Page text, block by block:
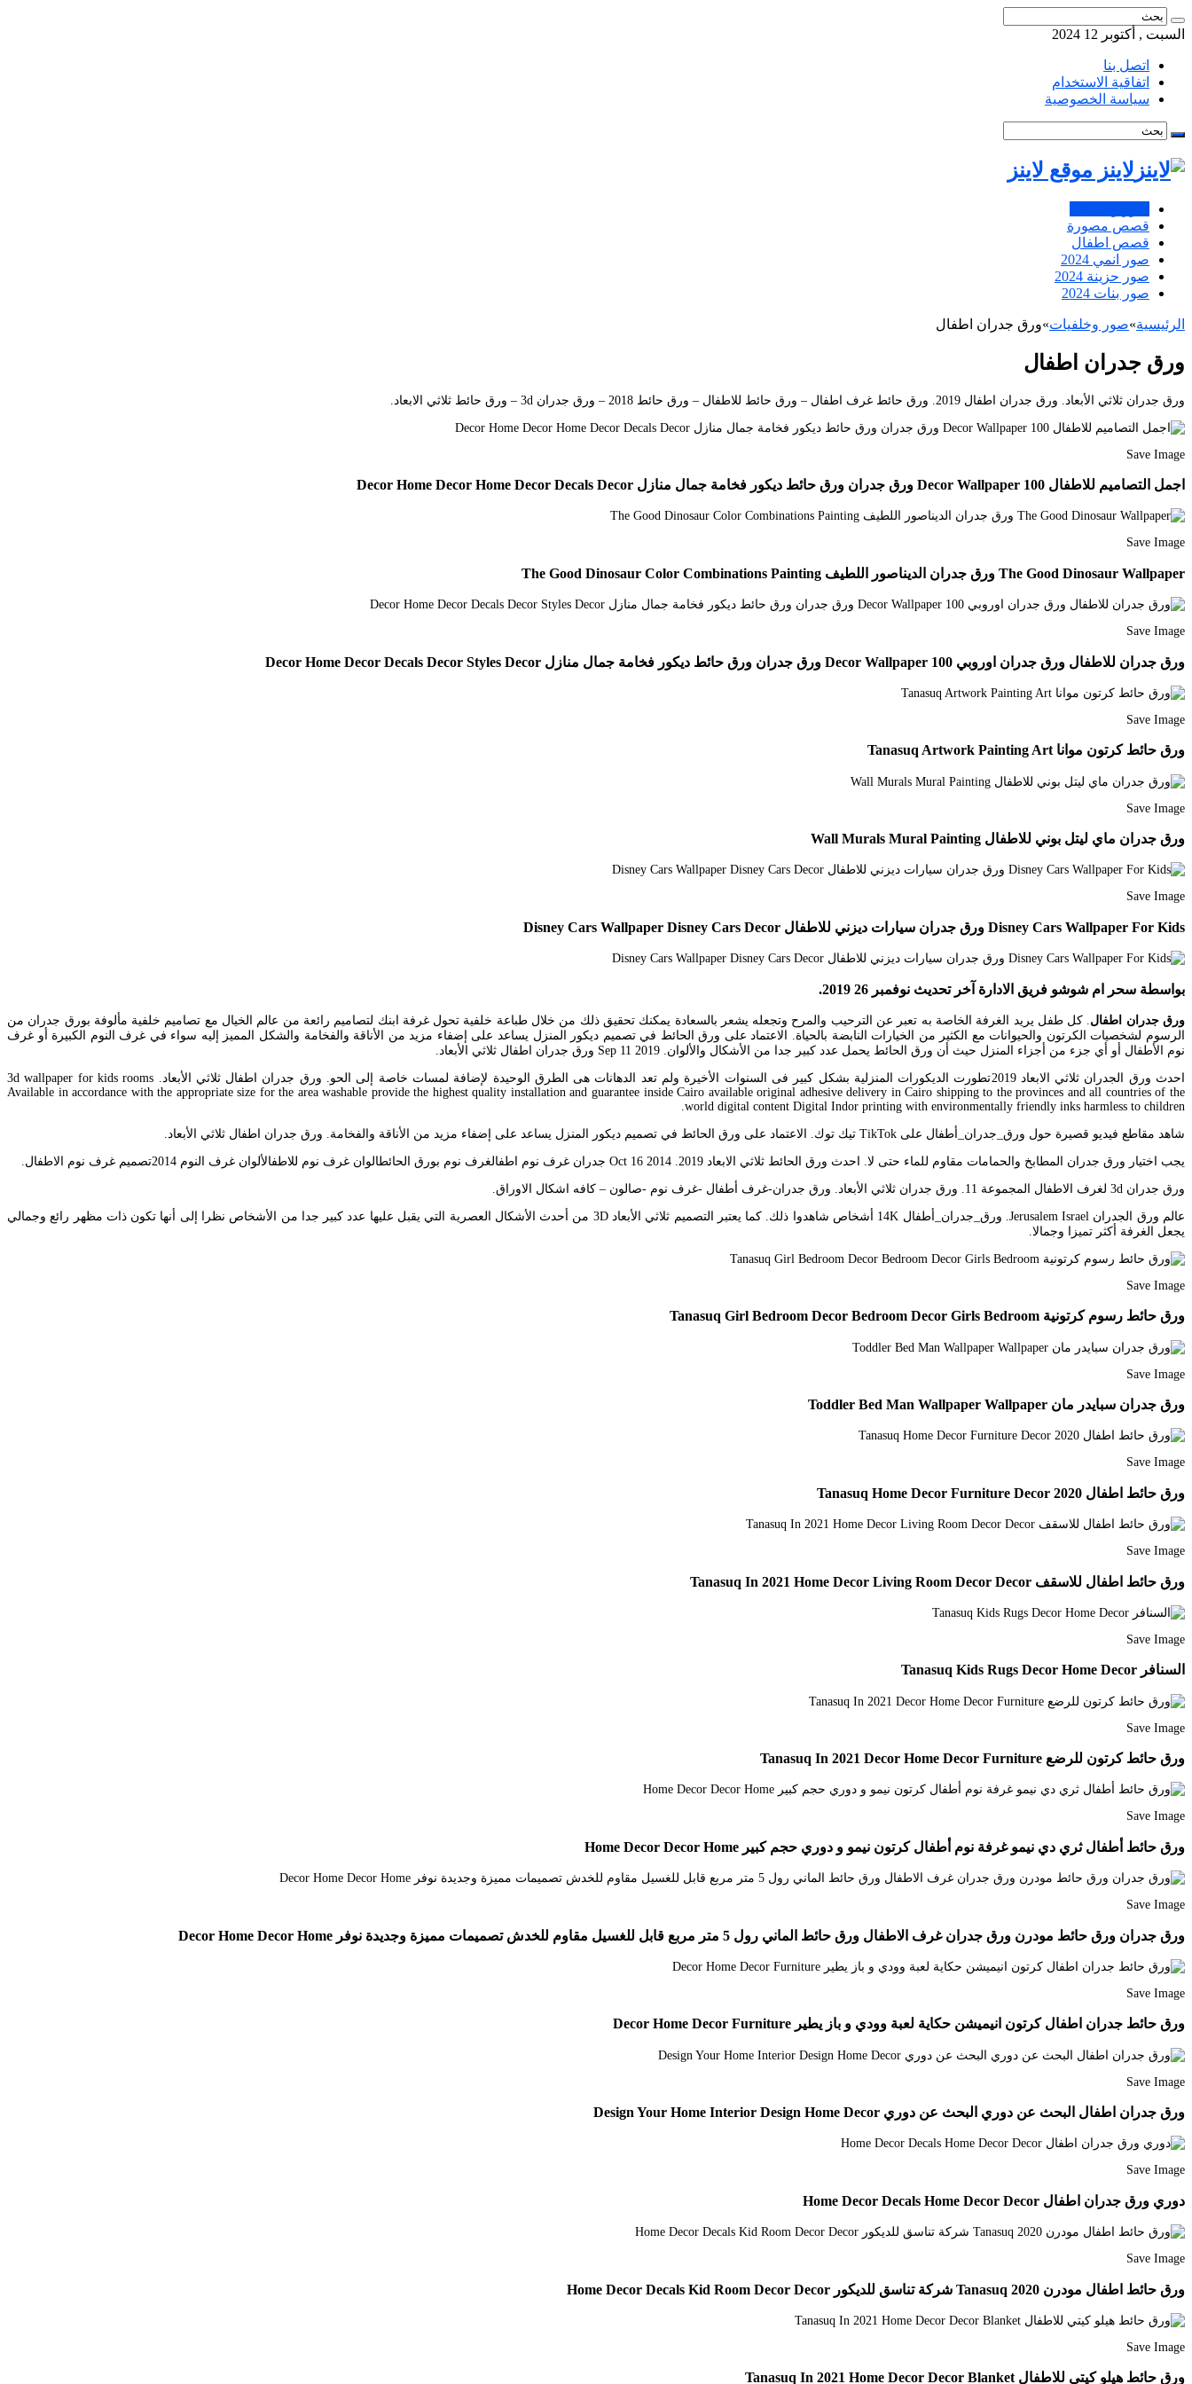
السبت , أكتوبر 12 2024
اتصل بنا
اتفاقية الاستخدام
سياسة الخصوصية
لاينز موقع لاينز
قصص مصورة
قصص اطفال
صور انمي 2024
صور حزينة 2024
صور بنات 2024
الرئيسية»صور وخلفيات»ورق جدران اطفال
ورق جدران اطفال
ورق جدران ثلاثي الأبعاد. ورق جدران اطفال 2019. ورق حائط غرف اطفال – ورق حائط للاطفال – ورق حائط 2018 – ورق جدران 3d – ورق حائط ثلاثي الابعاد.
Save Image
اجمل التصاميم للاطفال 100 Decor Wallpaper ورق جدران ورق حائط ديكور فخامة جمال منازل Decor Home Decor Home Decor Decals Decor
Save Image
The Good Dinosaur Wallpaper ورق جدران الديناصور اللطيف The Good Dinosaur Color Combinations Painting
Save Image
ورق جدران للاطفال ورق جدران اوروبي 100 Decor Wallpaper ورق جدران ورق حائط ديكور فخامة جمال منازل Decor Home Decor Decals Decor Styles Decor
Save Image
ورق حائط كرتون موانا Tanasuq Artwork Painting Art
Save Image
ورق جدران ماي ليتل بوني للاطفال Wall Murals Mural Painting
Save Image
Disney Cars Wallpaper For Kids ورق جدران سيارات ديزني للاطفال Disney Cars Wallpaper Disney Cars Decor
بواسطة سحر ام شوشو فريق الادارة آخر تحديث نوفمبر 26 2019.
ورق جدران اطفال . كل طفل يريد الغرفة الخاصة به تعبر عن الترحيب والمرح وتجعله يشعر بالسعادة يمكنك تحقيق ذلك من خلال طباعة خلفية تحول غرفة ابنك لتصاميم رائعة من عالم الخيال مع تصاميم خلفية مألوفة بورق جدران من
الرسوم لشخصيات الكرتون والحيوانات مع الكثير من الخيارات النابضة بالحياة. الاعتماد على ورق الحائط في تصميم ديكور المنزل يساعد على إضفاء مزيد من الأناقة والفخامة والشكل المميز إليه سواء في غرف النوم الكبيرة أو غرف
نوم الأطفال أو أي جزء من أجزاء المنزل حيث أن ورق الحائط يحمل عدد كبير جدا من الأشكال والألوان. Sep 11 2019 ورق جدران اطفال ثلاثي الأبعاد.
احدث ورق الجدران ثلاثي الابعاد 2019تطورت الديكورات المنزلية بشكل كبير فى السنوات الأخيرة ولم تعد الدهانات هى الطرق الوحيدة لإضافة لمسات خاصة إلى الحو. ورق جدران اطفال ثلاثي الأبعاد. 3d wallpaper for kids rooms
Available in accordance with the appropriate size for the area washable provide the highest quality installation and guarantee inside Cairo available original adhesive delivery in Cairo shipping to the provinces and all countries of the
world digital content Digital Indor printing with environmentally friendly inks harmless to children.
شاهد مقاطع فيديو قصيرة حول ورق_جدران_أطفال على TikTok تيك توك. الاعتماد على ورق الحائط في تصميم ديكور المنزل يساعد على إضفاء مزيد من الأناقة والفخامة. ورق جدران اطفال ثلاثي الأبعاد.
يجب اختيار ورق جدران المطابخ والحمامات مقاوم للماء حتى لا. احدث ورق الحائط ثلاثي الابعاد 2019. Oct 16 2014 جدران غرف نوم اطفالغرف نوم بورق الحائطالوان غرف نوم للاطفالألوان غرف النوم 2014تصميم غرف نوم الاطفال.
ورق جدران 3d لغرف الاطفال المجموعة 11. ورق جدران ثلاثي الأبعاد. ورق جدران-غرف أطفال -غرف نوم -صالون – كافه اشكال الاوراق.
عالم ورق الجدران Jerusalem Israel. ورق_جدران_أطفال 14K أشخاص شاهدوا ذلك. كما يعتبر التصميم ثلاثي الأبعاد 3D من أحدث الأشكال العصرية التي يقبل عليها عدد كبير جدا من الأشخاص نظرا إلى أنها تكون ذات مظهر رائع وجمالي
يجعل الغرفة أكثر تميزا وجمالا.
Save Image
ورق حائط رسوم كرتونية Tanasuq Girl Bedroom Decor Bedroom Decor Girls Bedroom
Save Image
ورق جدران سبايدر مان Toddler Bed Man Wallpaper Wallpaper
Save Image
ورق حائط اطفال 2020 Tanasuq Home Decor Furniture Decor
Save Image
ورق حائط اطفال للاسقف Tanasuq In 2021 Home Decor Living Room Decor Decor
Save Image
السنافر Tanasuq Kids Rugs Decor Home Decor
Save Image
ورق حائط كرتون للرضع Tanasuq In 2021 Decor Home Decor Furniture
Save Image
ورق حائط أطفال ثري دي نيمو غرفة نوم أطفال كرتون نيمو و دوري حجم كبير Home Decor Decor Home
Save Image
ورق جدران ورق حائط مودرن ورق جدران غرف الاطفال ورق حائط الماني رول 5 متر مربع قابل للغسيل مقاوم للخدش تصميمات مميزة وجديدة نوفر Decor Home Decor Home
Save Image
ورق حائط جدران اطفال كرتون انيميشن حكاية لعبة وودي و باز يطير Decor Home Decor Furniture
Save Image
ورق جدران اطفال البحث عن دوري البحث عن دوري Design Your Home Interior Design Home Decor
Save Image
دوري ورق جدران اطفال Home Decor Decals Home Decor Decor
Save Image
ورق حائط اطفال مودرن 2020 Tanasuq شركة تناسق للديكور Home Decor Decals Kid Room Decor Decor
Save Image
ورق حائط هيلو كيتي للاطفال Tanasuq In 2021 Home Decor Decor Blanket